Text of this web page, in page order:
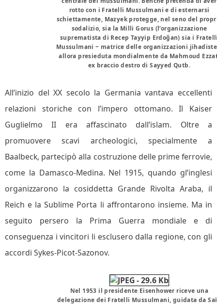
rotto con i Fratelli Mussulmani e di esternarsi
schiettamente, Mazyek protegge, nel seno del
sodalizio, sia la Milli Gorus (l’organizzazione
suprematista di Recep Tayyip Erdoğan) sia i
Mussulmani ‒ matrice delle organizzazioni
allora presieduta mondialmente da Mahmoud
ex braccio destro di Sayyed Qutb.
All’inizio del XX secolo la Germania vantava eccellenti
relazioni storiche con l’impero ottomano. Il Kaiser
Guglielmo II era affascinato dall’islam. Oltre a
promuovere scavi archeologici, specialmente a
Baalbeck, partecipò alla costruzione delle prime ferrovie,
come la Damasco-Medina. Nel 1915, quando gl’inglesi
organizzarono la cosiddetta Grande Rivolta Araba, il
Reich e la Sublime Porta li affrontarono insieme. Ma in
seguito persero la Prima Guerra mondiale e di
conseguenza i vincitori li esclusero dalla regione, con gli
accordi Sykes-Picot-Sazonov.
Nel 1953 il presidente Eisenhower riceve una
delegazione dei Fratelli Mussulmani, guidata da